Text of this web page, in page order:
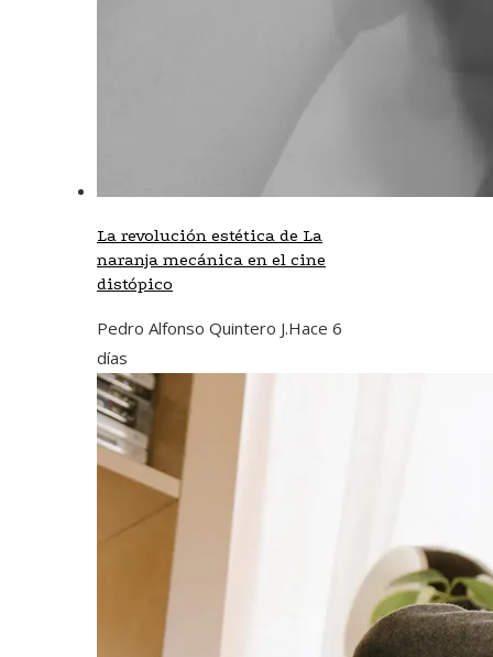
La revolución estética de La
naranja mecánica en el cine
distópico
Pedro Alfonso Quintero J.Hace 6
días